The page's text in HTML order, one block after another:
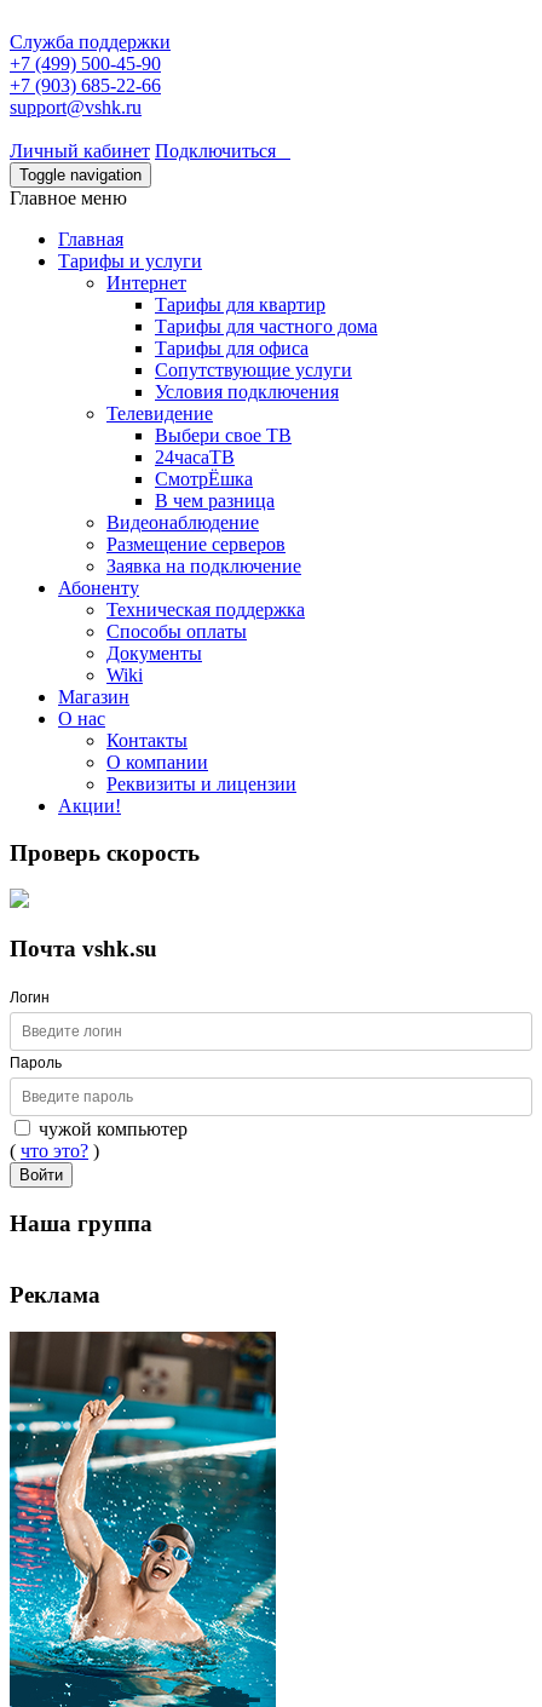
Служба поддержки
+7 (499) 500-45-90
+7 (903) 685-22-66
support@vshk.ru
Личный кабинет Подключиться
Toggle navigation
Главное меню
Главная
Тарифы и услуги
Интернет
Тарифы для квартир
Тарифы для частного дома
Тарифы для офиса
Сопутствующие услуги
Условия подключения
Телевидение
Выбери свое ТВ
24часаТВ
СмотрЁшка
В чем разница
Видеонаблюдение
Размещение серверов
Заявка на подключение
Абоненту
Техническая поддержка
Способы оплаты
Документы
Wiki
Магазин
О нас
Контакты
О компании
Реквизиты и лицензии
Акции!
Проверь скорость
Почта vshk.su
Логин
Пароль
чужой компьютер
( что это? )
Войти
Наша группа
Реклама